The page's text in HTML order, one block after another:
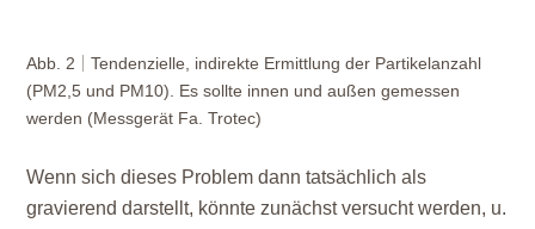
Abb. 2
Tendenzielle, indirekte Ermittlung der Partikelanzahl
(PM2,5 und PM10). Es sollte innen und außen gemessen
werden (Messgerät Fa. Trotec)
Wenn sich dieses Problem dann tatsächlich als
gravierend darstellt, könnte zunächst versucht werden, u.